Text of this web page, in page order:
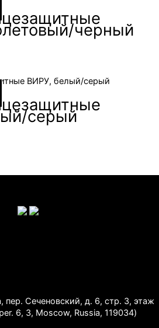
черный
серый
пер. Сеченовский, д. 6, стр. 3, этаж
6, 3, Moscow, Russia, 119034)